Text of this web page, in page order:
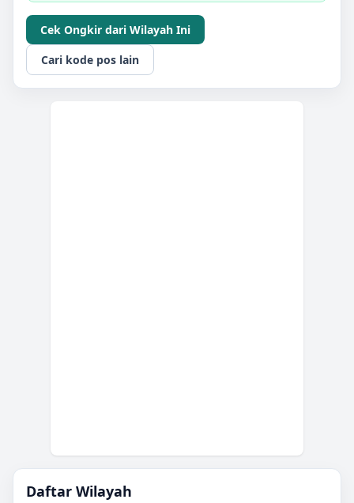
Cek Ongkir dari Wilayah Ini
Cari kode pos lain
Daftar Wilayah